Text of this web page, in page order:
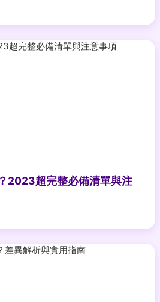
2023超完整必備清單與注